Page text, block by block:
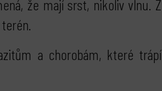
že mají srst, nikoliv vlnu. Z
a chorobám, které trápí